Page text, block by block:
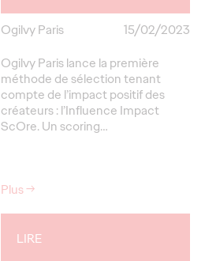
Ogilvy Paris
15/02/2023
Ogilvy Paris lance la première
méthode de sélection tenant
compte de l’impact positif des
créateurs : l’Influence Impact
ScOre. Un scoring…
Plus→
LIRE